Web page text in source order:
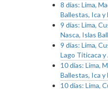
8 días: Lima,
Ballestas, Ica y
9 días: Lima,
Nasca, Islas
9 días: Lima,
Lago Titicaca y
10 días: Lima,
Ballestas, Ica y
10 días: Lima,